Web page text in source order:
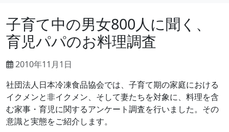
子育て中の男女800人に聞く、
育児パパのお料理調査
2010年11月1日
社団法人日本冷凍食品協会では、子育て期の家庭における
イクメンと非イクメン、そして妻たちを対象に、料理を含
む家事・育児に関するアンケート調査を行いました。その
意識と実態をご紹介します。